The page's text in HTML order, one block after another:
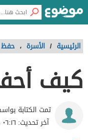
الرئيسية / الأسرة ، حفظ
كيف
تمت الكتابة
آخر تحديث: ٠٦:١٦ ، ٢٦ أكتوبر ٢٠١٧